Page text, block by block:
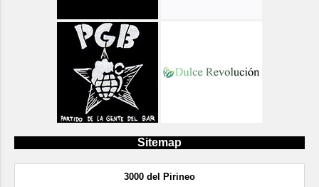
Sitemap
3000 del Pirineo